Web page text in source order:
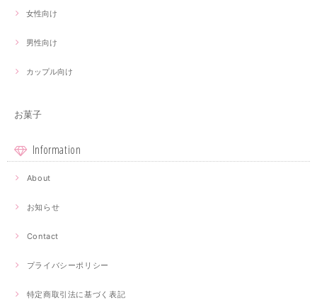
女性向け
男性向け
カップル向け
お菓子
Information
About
お知らせ
Contact
プライバシーポリシー
特定商取引法に基づく表記